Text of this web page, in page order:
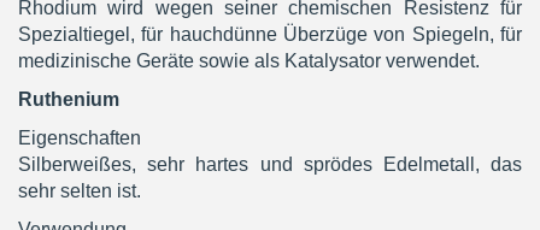
Rhodium wird wegen seiner chemischen Resistenz für
Spezialtiegel, für hauchdünne Überzüge von Spiegeln, für
medizinische Geräte sowie als Katalysator verwendet.
Ruthenium
Eigenschaften
Silberweißes, sehr hartes und sprödes Edelmetall, das
sehr selten ist.